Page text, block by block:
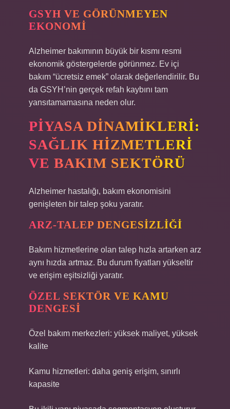
GSYH VE GÖRÜNMEYEN
EKONOMI
Alzheimer bakımının büyük bir kısmı resmi
ekonomik göstergelerde görünmez. Ev içi
bakım “ücretsiz emek” olarak değerlendirilir. Bu
da GSYH’nin gerçek refah kaybını tam
yansıtamamasına neden olur.
PIYASA DINAMIKLERI:
SAĞLIK HIZMETLERI
VE BAKIM SEKTÖRÜ
Alzheimer hastalığı, bakım ekonomisini
genişleten bir talep şoku yaratır.
ARZ-TALEP DENGESIZLIĞI
Bakım hizmetlerine olan talep hızla artarken arz
aynı hızda artmaz. Bu durum fiyatları yükseltir
ve erişim eşitsizliği yaratır.
ÖZEL SEKTÖR VE KAMU
DENGESI
Özel bakım merkezleri: yüksek maliyet, yüksek
kalite
Kamu hizmetleri: daha geniş erişim, sınırlı
kapasite